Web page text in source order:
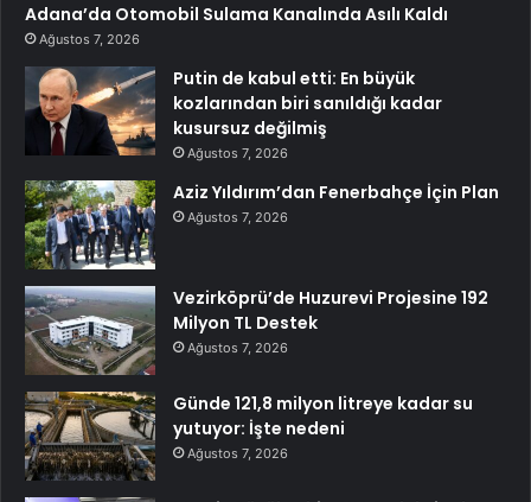
Adana’da Otomobil Sulama Kanalında Asılı Kaldı
Ağustos 7, 2026
Putin de kabul etti: En büyük
kozlarından biri sanıldığı kadar
kusursuz değilmiş
Ağustos 7, 2026
Aziz Yıldırım’dan Fenerbahçe İçin Plan
Ağustos 7, 2026
Vezirköprü’de Huzurevi Projesine 192
Milyon TL Destek
Ağustos 7, 2026
Günde 121,8 milyon litreye kadar su
yutuyor: İşte nedeni
Ağustos 7, 2026